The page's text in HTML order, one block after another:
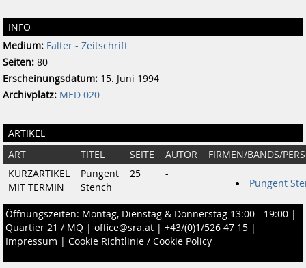
INFO
Medium: Falter - Zeitschrift
Seiten: 80
Erscheinungsdatum: 15. Juni 1994
Archivplatz: MED 020
ARTIKEL
ART TITEL SEITE AUTOR
FIRMEN/BANDS/
KURZARTIKEL
MIT TERMIN
Pungent
Stench
25 -
Pungent
Öffnungszeiten: Montag, Dienstag & Donnerstag 13:00 - 19:00 |
Quartier 21 / MQ | office@sra.at | +43/(0)1/526 47 15 |
Impressum | Cookie Richtlinie / Cookie Policy